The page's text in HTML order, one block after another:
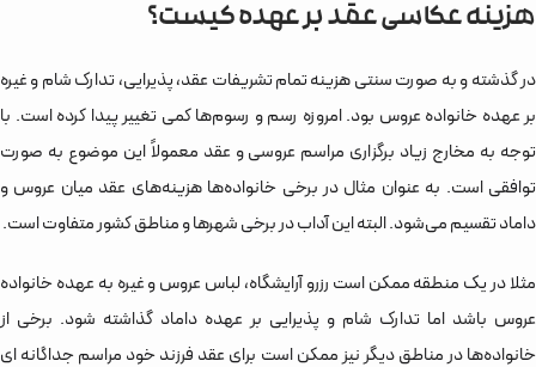
هزینه عکاسی عقد بر عهده کیست؟
در گذشته و به صورت سنتی هزینه تمام تشریفات عقد، پذیرایی، تدارک شام و غیره
بر عهده خانواده عروس بود. امروزه رسم و رسوم‌‌ها کمی تغییر پیدا کرده است. با
توجه به مخارج زیاد برگزاری مراسم عروسی و عقد معمولاً این موضوع به صورت
توافقی است. به عنوان مثال در برخی خانواده‌‌ها هزینه‌های عقد میان عروس و
داماد تقسیم می‌شود. البته این آداب در برخی شهرها و مناطق کشور متفاوت است.
مثلا در یک منطقه ممکن است رزرو آرایشگاه، لباس عروس و غیره به عهده خانواده
عروس باشد اما تدارک شام و پذیرایی بر عهده داماد گذاشته شود. برخی از
خانواده‌‌ها در مناطق دیگر نیز ممکن است برای عقد فرزند خود مراسم جداگانه ای